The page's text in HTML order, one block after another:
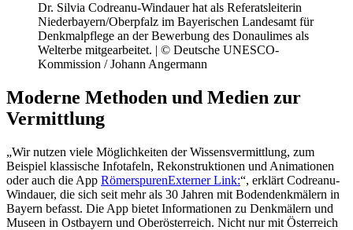
Dr. Silvia Codreanu-Windauer hat als Referatsleiterin
Niederbayern/Oberpfalz im Bayerischen Landesamt für
Denkmalpflege an der Bewerbung des Donaulimes als
Welterbe mitgearbeitet. | © Deutsche UNESCO-
Kommission / Johann Angermann
Moderne Methoden und Medien zur
Vermittlung
„Wir nutzen viele Möglichkeiten der Wissensvermittlung, zum
Beispiel klassische Infotafeln, Rekonstruktionen und Animationen
oder auch die App RömerspurenExterner Link:“, erklärt Codreanu-
Windauer, die sich seit mehr als 30 Jahren mit Bodendenkmälern in
Bayern befasst. Die App bietet Informationen zu Denkmälern und
Museen in Ostbayern und Oberösterreich. Nicht nur mit Österreich